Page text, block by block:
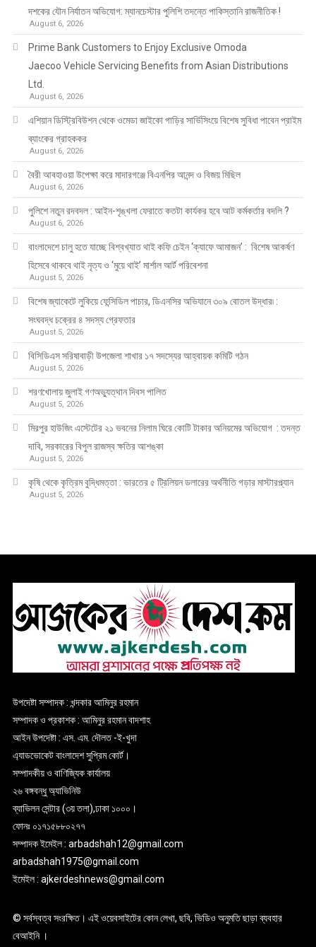
দশকের যৌন নির্যাতন অভিযোগ: ম্যানচেস্টার পুলিশি তদন্তে পাকিস্তানি রাজনীতিক !
August 6, 2026
Prime Bank Customers to Enjoy Exclusive Omoda
Jaecoo Vehicle Servicing Benefits from Asian Distributions
Ltd.
August 6, 2026
এশিয়ান ডিস্ট্রিবিউশন থেকে ওমেডা জাইকো গাড়ির সার্ভিসিংয়ে বিশেষ সুবিধা পাবেন প্রাইম
ব্যাংকের গ্রাহককর
August 6, 2026
বৈরী আবহাওয়া উপেক্ষা করে মাদারগঞ্জে বিএনপির আনন্দ ও বিজয় মিছিল
August 6, 2026
পুলিশে নতুন রদবদল : আইন-শৃঙ্খলা ফেরাতে কতটা কার্যকর হবে আট কর্মকর্তার বদলি ?
August 6, 2026
​​বাংলাদেশে চালু হতে যাচ্ছে বিশ্বখ্যাত থাই কফি চেইন ‘ক্যাফে আমাজন’ : বিশেষ আকর্ষণ
হিসেবে থাকবে থাই নৃত্য ও ‘মুয়ে থাই’ মার্শাল আর্ট পরিবেশনা
August 5, 2026
বিশেষ জ্যাকেটে লুকিয়ে ফেন্সিডিল পাচার, ডিএনসির অভিযানে ৩০৯ বোতল উদ্ধার৷ :
সংঘবদ্ধ চক্রের ৪ সদস্য গ্রেফতার
August 5, 2026
বিসিডিএস সরিষাবাড়ী উপজেলা শাখার ১৭ সদস্যের আহ্বায়ক কমিটি গঠন
August 5, 2026
শরণখোলায় জুলাই গণঅভ্যুত্থান দিবস পালিত
August 5, 2026
মিরপুর হাউজিং এস্টেটের ২১ ভবনের নিলাম ঘিরে কোটি টাকার অনিয়মের অভিযোগ : তদন্ত
দাবি, সরকারের বিপুল রাজস্ব ক্ষতির আশঙ্কা
August 5, 2026
কৃষি থেকে কৃত্রিম বুদ্ধিমত্তা : ভারতের ৫ ট্রিলিয়ন ডলারের অর্থনীতি গড়ার মাস্টারপ্ল্যান
August 5, 2026
উপদেষ্টা সম্পাদক : খন্দকার আমিনুর রহমান
সম্পাদক ও প্রকাশক : আমিনুর রহমান বাদশাহ
আইন উপদেষ্টা : এস. এম. দৌলত -ই-খুদা
এ্যাডভোকেট বাংলাদেশ সুপ্রিম কোর্ট।
সম্পাদকীয় ও বাণিজ্যিক কার্যালয়
২৬ বঙ্গবন্ধু অ্যাভিনিউ
ব্যাভিলন সেন্টার (৩য় তলা),ঢাকা ১০০০।
ফোনঃ ০১৭১৫৮৮০২৭৭
সম্পাদক ইমেইল : arbadshah12@gmail.com
arbadshah1975@gmail.com
ইমেইল : ajkerdeshnews@gmail.com
© সর্বস্বত্ব সংরক্ষিত। এই ওয়েবসাইটের কোন লেখা, ছবি, ভিডিও অনুমতি ছাড়া ব্যবহার
বেআইনি ।